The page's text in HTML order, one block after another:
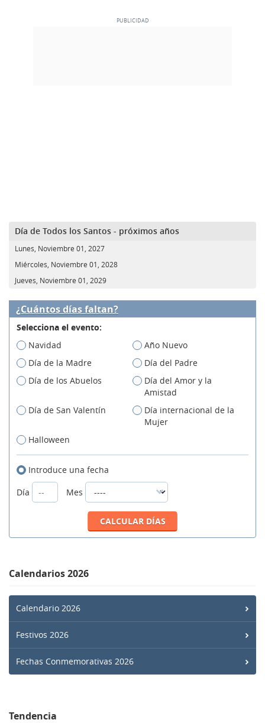
Día de Todos los Santos - próximos años
Lunes, Noviembre 01, 2027
Miércoles, Noviembre 01, 2028
Jueves, Noviembre 01, 2029
¿Cuántos días faltan?
Selecciona el evento:
Navidad
Año Nuevo
Día de la Madre
Día del Padre
Día de los Abuelos
Día del Amor y la
Amistad
Día de San Valentín
Día internacional de la
Mujer
Halloween
Introduce una fecha
Día
Mes
Calendarios 2026
Calendario 2026
Festivos 2026
Fechas Conmemorativas 2026
Tendencia